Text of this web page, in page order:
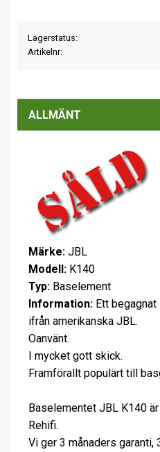
Lagerstatus
Artikelnr
ALLMÄNT
Märke: JBL
Modell: K140
Typ: Baselement
Information: Ett
ifrån amerikanska JBL.
Oanvänt.
I mycket gott skick.
Framförallt populärt till
Baselementet JBL K140
Rehifi.
Vi ger 3 månaders